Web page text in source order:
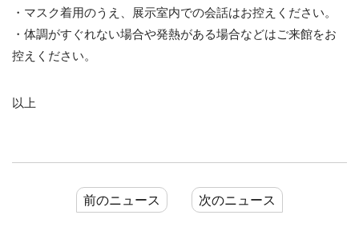
・マスク着用のうえ、展示室内での会話はお控えください。
・体調がすぐれない場合や発熱がある場合などはご来館をお
控えください。
以上
前のニュース 次のニュース